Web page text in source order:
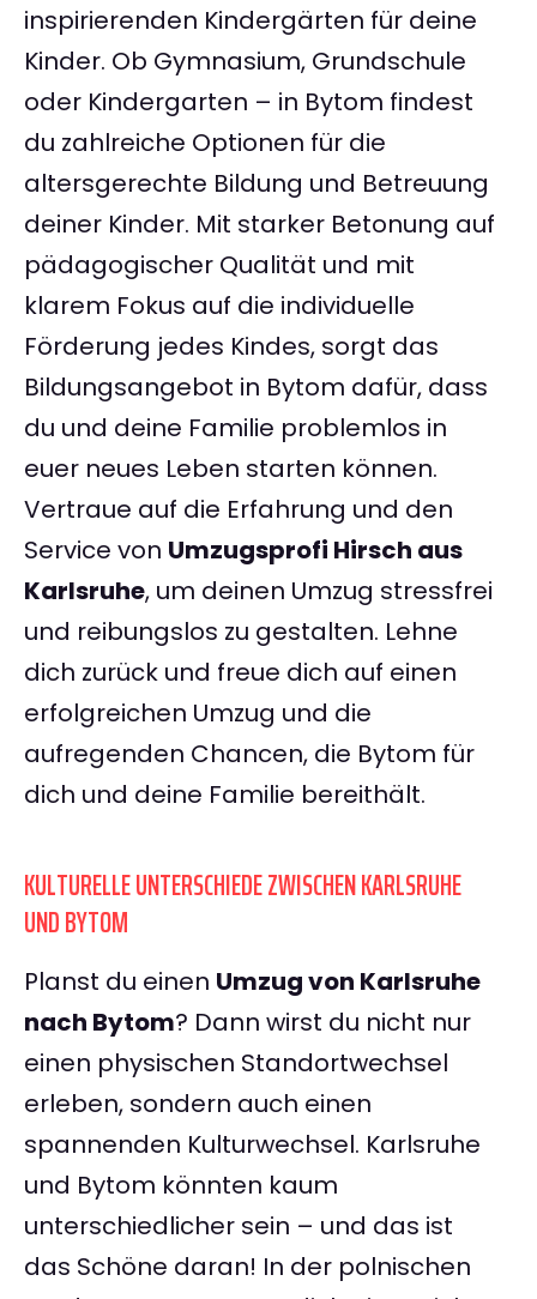
inspirierenden Kindergärten für deine
Kinder. Ob Gymnasium, Grundschule
oder Kindergarten – in Bytom findest
du zahlreiche Optionen für die
altersgerechte Bildung und Betreuung
deiner Kinder. Mit starker Betonung auf
pädagogischer Qualität und mit
klarem Fokus auf die individuelle
Förderung jedes Kindes, sorgt das
Bildungsangebot in Bytom dafür, dass
du und deine Familie problemlos in
euer neues Leben starten können.
Vertraue auf die Erfahrung und den
Service von Umzugsprofi Hirsch aus
Karlsruhe, um deinen Umzug stressfrei
und reibungslos zu gestalten. Lehne
dich zurück und freue dich auf einen
erfolgreichen Umzug und die
aufregenden Chancen, die Bytom für
dich und deine Familie bereithält.
KULTURELLE UNTERSCHIEDE ZWISCHEN KARLSRUHE
UND BYTOM
Planst du einen Umzug von Karlsruhe
nach Bytom? Dann wirst du nicht nur
einen physischen Standortwechsel
erleben, sondern auch einen
spannenden Kulturwechsel. Karlsruhe
und Bytom könnten kaum
unterschiedlicher sein – und das ist
das Schöne daran! In der polnischen